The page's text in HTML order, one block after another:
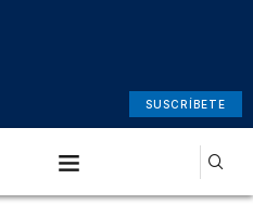
SUSCRÍBETE